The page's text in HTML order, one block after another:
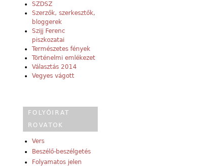
SZDSZ
Szerzők, szerkesztők,
bloggerek
Szijj Ferenc
piszkozatai
Természetes fények
Történelmi emlékezet
Választás 2014
Vegyes vágott
FOLYÓIRAT
ROVATOK
Vers
Beszélő-beszélgetés
Folyamatos jelen